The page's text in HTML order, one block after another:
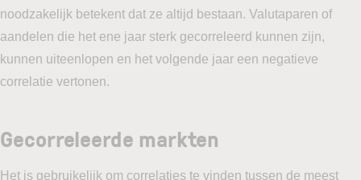
noodzakelijk betekent dat ze altijd bestaan. Valutaparen of
aandelen die het ene jaar sterk gecorreleerd kunnen zijn,
kunnen uiteenlopen en het volgende jaar een negatieve
correlatie vertonen.
Gecorreleerde markten
Het is gebruikelijk om correlaties te vinden tussen de meest